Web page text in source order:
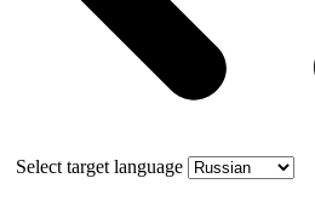
Select target language